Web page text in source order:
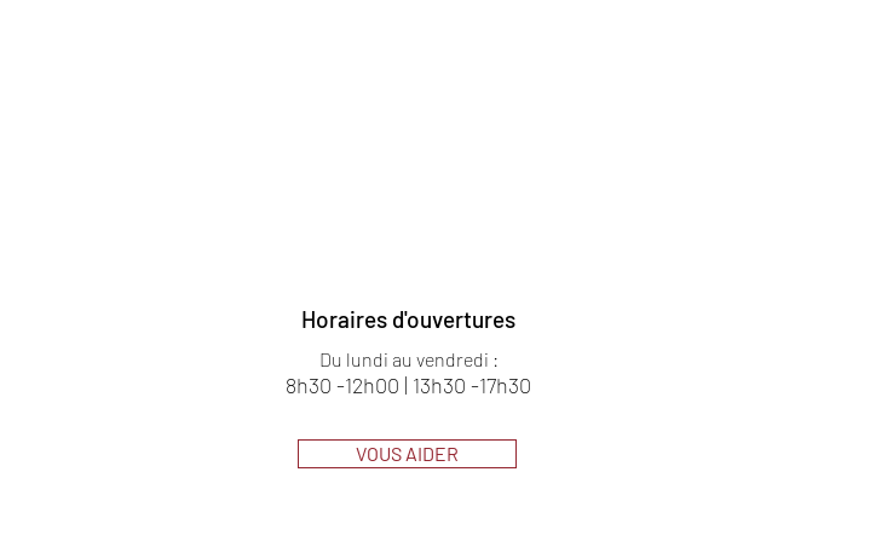
Horaires d'ouvertures
Du lundi au vendredi :
8h30 -12h00 | 13h30 -17h30
VOUS AIDER